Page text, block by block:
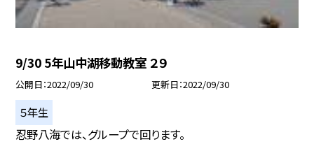
9/30 5年山中湖移動教室 ２９
公開日 2022/09/30 更新日 2022/09/30
５年生
忍野八海では、グループで回ります。